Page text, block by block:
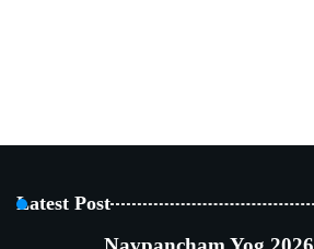
Latest Post